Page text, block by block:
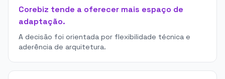
Corebiz tende a oferecer mais espaço de
adaptação.
A decisão foi orientada por flexibilidade técnica e
aderência de arquitetura.